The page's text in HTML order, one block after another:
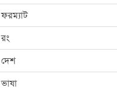
ফরম্যাট
রং
দেশ
ভাষা